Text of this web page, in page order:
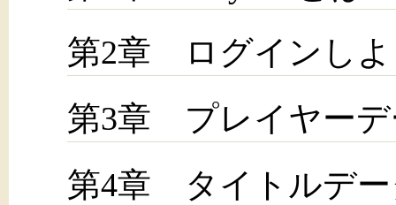
第2章 ログインし
第3章 プレイヤーデ
第4章 タイトルデー